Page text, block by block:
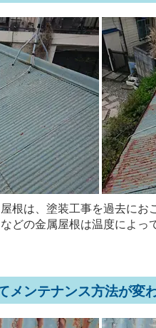
根は、塗装工事を過去に
どの金属屋根は温度によ
メンテナンス方法が変